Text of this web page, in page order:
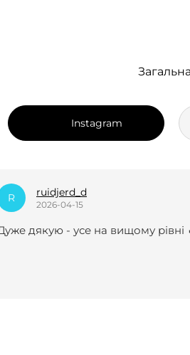
Instagram
D dian_k.i
2025-12-24
Нещодавно вперше замовляла у